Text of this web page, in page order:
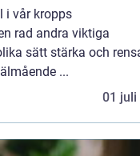
i vår kropps
rad andra viktiga
sätt stärka och
...
01 juli